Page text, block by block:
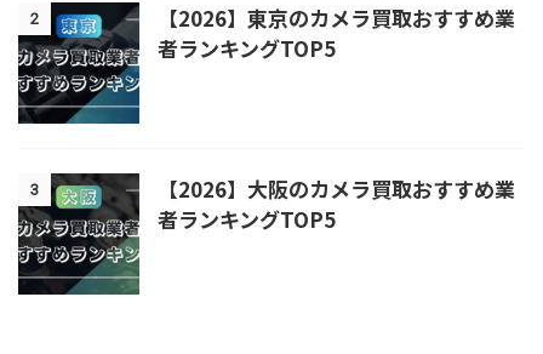
2
【2026】東京のカメラ買取おすすめ業
者ランキングTOP5
3
【2026】大阪のカメラ買取おすすめ業
者ランキングTOP5